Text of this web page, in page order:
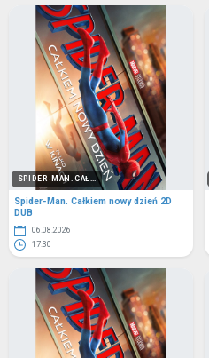
SPIDER-MAN. CAŁ...
Spider-Man. Całkiem nowy dzień 2D
DUB
06.08.2026
17:30